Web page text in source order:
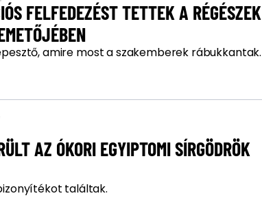
FELFEDEZÉST TETTEK A
amire most a szakemberek rábukkantak.
AZ ÓKORI EGYIPTOMI SÍRGÖDRÖK
találtak.